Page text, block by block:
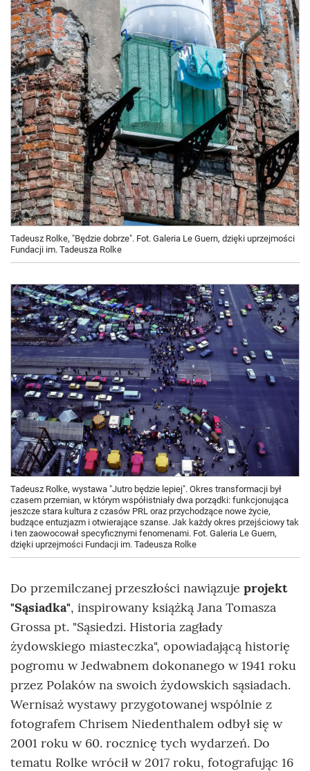
Tadeusz Rolke, "Będzie dobrze". Fot. Galeria Le Guern, dzięki uprzejmości
Fundacji im. Tadeusza Rolke
Tadeusz Rolke, wystawa "Jutro będzie lepiej". Okres transformacji był
czasem przemian, w którym współistniały dwa porządki: funkcjonująca
jeszcze stara kultura z czasów PRL oraz przychodzące nowe życie,
budzące entuzjazm i otwierające szanse. Jak każdy okres przejściowy tak
i ten zaowocował specyficznymi fenomenami. Fot. Galeria Le Guern,
dzięki uprzejmości Fundacji im. Tadeusza Rolke
Do przemilczanej przeszłości nawiązuje projekt
"Sąsiadka", inspirowany książką Jana Tomasza
Grossa pt. "Sąsiedzi. Historia zagłady
żydowskiego miasteczka", opowiadającą historię
pogromu w Jedwabnem dokonanego w 1941 roku
przez Polaków na swoich żydowskich sąsiadach.
Wernisaż wystawy przygotowanej wspólnie z
fotografem Chrisem Niedenthalem odbył się w
2001 roku w 60. rocznicę tych wydarzeń. Do
tematu Rolke wrócił w 2017 roku, fotografując 16